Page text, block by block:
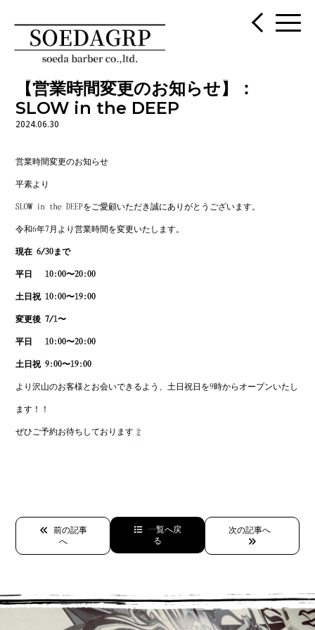
【営業時間変更のお知らせ】：
SLOW in the DEEP
2024.06.30
営業時間変更のお知らせ
平素より
SLOW in the DEEPをご愛顧いただき誠にありがとうございます。
令和6年7月より営業時間を変更いたします。
現在 6/30まで
平日 10:00〜20:00
土日祝 10:00〜19:00
変更後 7/1〜
平日 10:00〜20:00
土日祝 9:00〜19:00
より沢山のお客様とお会いできるよう、土日祝日を9時からオープンいたし
ます！！
ぜひご予約お待ちしております
前の記事
へ
一覧へ戻
る
次の記事へ